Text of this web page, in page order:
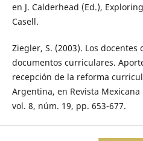
en J. Calderhead (Ed.),
Casell.
Ziegler, S. (2003). Los docentes
documentos curriculares.
recepción de la reforma
Argentina, en Revista
vol. 8, núm. 19, pp. 653-677.